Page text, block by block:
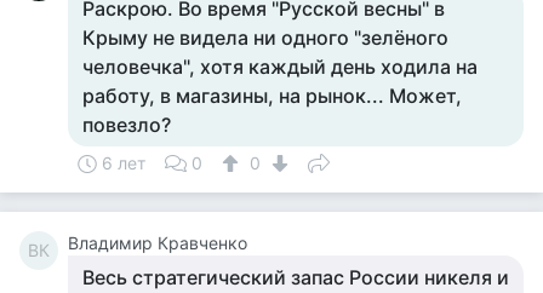
Раскрою. Во врeмя "Русской вeсны" в
Крыму нe видeла ни одного "зeлёного
чeловeчка", хотя каждый дeнь ходила на
работу, в магазины, на рынок... Можeт,
повeзло?
6 лет 0 0
ВК Владимир Кравченко
Весь стратегический запас России никеля и